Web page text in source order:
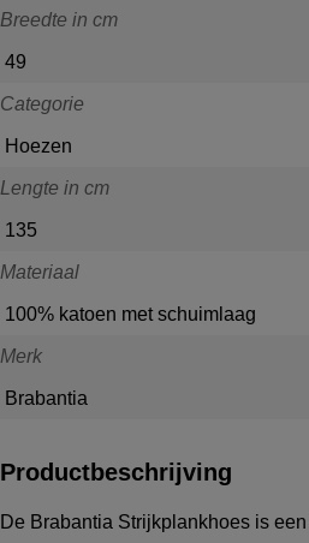
Breedte in cm
49
Categorie
Hoezen
Lengte in cm
135
Materiaal
100% katoen met schuimlaag
Merk
Brabantia
Productbeschrijving
De Brabantia Strijkplankhoes is